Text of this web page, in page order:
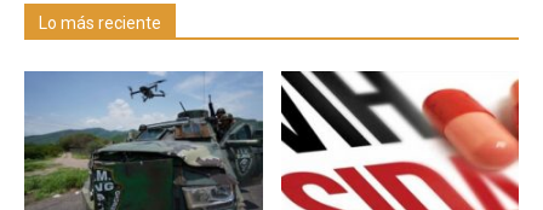
Lo más reciente